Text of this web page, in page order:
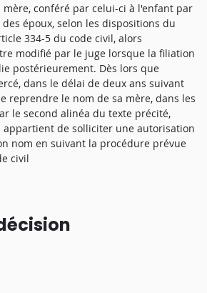
conféré par celui-ci à l'enfant par
époux, selon les dispositions du
334-5 du code civil, alors
modifié par le juge lorsque la filiation
postérieurement. Dès lors que
dans le délai de deux ans suivant
reprendre le nom de sa mère, dans les
le second alinéa du texte précité,
de solliciter une autorisation
nom en suivant la procédure prévue
civil